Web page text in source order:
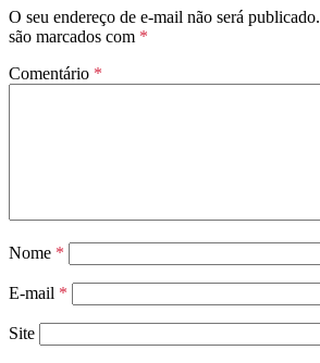
O seu endereço de e-mail não será publicado.
são marcados com *
Comentário *
Nome *
E-mail *
Site